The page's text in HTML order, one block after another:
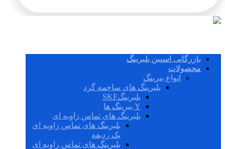
بازرگانی اسپین بلبرینگ
محصولات
انواع بیرینگ
بلبرینگ های ساچمه گرد
بلبرینگSKF
Y بیرینگ ها
بلبرینگ های تماس زاویه ای
بلبرینگ های تماس زاویه ای
یک ردیفه
بلبرینگ های تماس زاویه ای